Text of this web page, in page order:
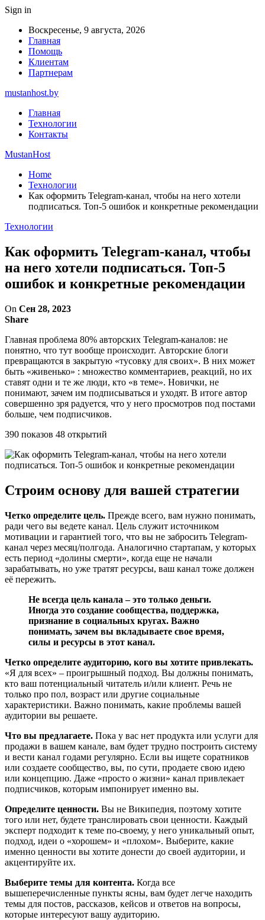
Sign in
Воскресенье, 9 августа, 2026
Главная
Помощь
Клиентам
Партнерам
mustanhost.by
Главная
Технологии
Контакты
MustanHost
Home
Технологии
Как оформить Telegram-канал, чтобы на него хотели
подписаться. Топ-5 ошибок и конкретные рекомендации
Технологии
Как оформить Telegram-канал, чтобы
на него хотели подписаться. Топ-5
ошибок и конкретные рекомендации
On Сен 28, 2023
Share
Главная проблема 80% авторских Telegram-каналов: не
понятно, что тут вообще происходит. Авторские блоги
превращаются в закрытую «тусовку для своих». В них может
быть «живенько» : множество комментариев, реакций, но их
ставят одни и те же люди, кто «в теме». Новички, не
понимают, зачем им подписываться и уходят. В итоге автор
совершенно зря радуется, что у него просмотров под постами
больше, чем подписчиков.
390 показов 48 открытий
Строим основу для вашей стратегии
Четко определите цель. Прежде всего, вам нужно понимать,
ради чего вы ведете канал. Цель служит источником
мотивации и гарантией того, что вы не забросить Telegram-
канал через месяц/полгода. Аналогично стартапам, у которых
есть период «долины смерти», когда еще не начали
зарабатывать, но уже тратят ресурсы, ваш канал тоже должен
её пережить.
Не всегда цель канала – это только деньги.
Иногда это создание сообщества, поддержка,
признание в социальных кругах. Важно
понимать, зачем вы вкладываете свое время,
силы и ресурсы в этот канал.
Четко определите аудиторию, кого вы хотите привлекать.
«Я для всех» – проигрышный подход. Вы должны понимать,
кто ваш потенциальный читатель и/или клиент. Речь не
только про пол, возраст или другие социальные
характеристики. Важно понимать, какие проблемы вашей
аудитории вы решаете.
Что вы предлагаете. Пока у вас нет продукта или услуги для
продажи в вашем канале, вам будет трудно построить систему
и вести канал годами регулярно. Если вы ищете соратников
или создаете сообщество, вы, по сути, продаете свою идею
или концепцию. Даже «просто о жизни» канал привлекает
подписчиков, которым импонирует именно вы.
Определите ценности. Вы не Википедия, поэтому хотите
того или нет, будете транслировать свои ценности. Каждый
эксперт подходит к теме по-своему, у него уникальный опыт,
подход, идеи о «хорошем» и «плохом». Выберите, какие
именно ценности вы хотите донести до своей аудитории, и
акцентируйте их.
Выберите темы для контента. Когда все
вышеперечисленные пункты ясны, вам будет легче находить
темы для постов, рассказов, кейсов и ответов на вопросы,
которые интересуют вашу аудиторию.